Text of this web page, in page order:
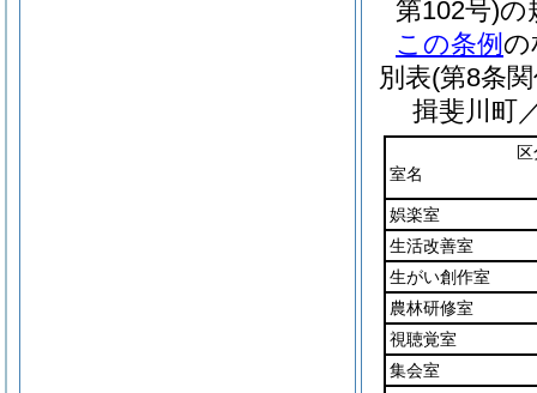
第102号)の
この条例 の
別表(第8条
揖斐川町
室名
娯楽室
生活改善室
生がい創作室
農林研修室
視聴覚室
集会室